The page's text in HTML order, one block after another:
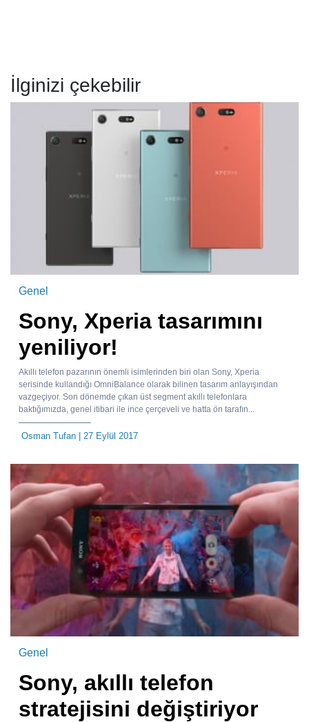
İlginizi çekebilir
Genel
Sony, Xperia tasarımını
yeniliyor!
Akıllı telefon pazarının önemli isimlerinden biri olan Sony, Xperia
serisinde kullandığı OmniBalance olarak bilinen tasarım anlayışından
vazgeçiyor. Son dönemde çıkan üst segment akıllı telefonlara
baktığımızda, genel itibari ile ince çerçeveli ve hatta ön tarafın...
Osman Tufan | 27 Eylül 2017
Genel
Sony, akıllı telefon
stratejisini değiştiriyor